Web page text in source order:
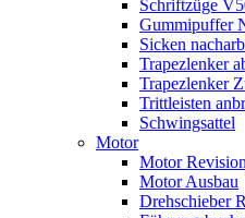
Schriftzüge
Gummipuffer
Sicken
Trapezlenker
Trapezlenker
Trittleisten
Schwingsattel
Motor
Motor Revision
Motor Ausbau
Drehschieber